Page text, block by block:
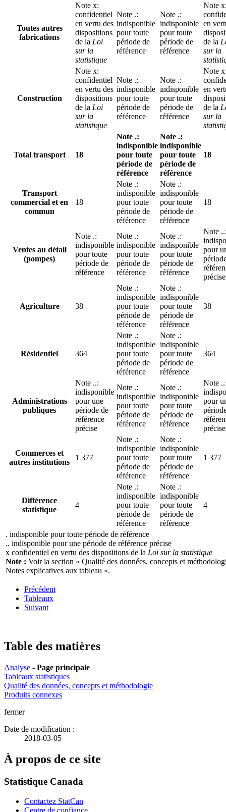
Toutes autres
fabrications
Note x:
confidentiel
en vertu des
dispositions
de la Loi
sur la
statistique
Note .:
indisponible
pour toute
période de
référence
Note .:
indisponible
pour toute
période de
référence
Note x
en
de la
sur la
Construction
Note x:
confidentiel
en vertu des
dispositions
de la Loi
sur la
statistique
Note .:
indisponible
pour toute
période de
référence
Note .:
indisponible
pour toute
période de
référence
Note x
en
de la
sur la
Total transport 18
Note .:
indisponible
pour toute
période de
référence
Note .:
indisponible
pour toute
période de
référence
18
Transport
commercial et en
commun
18
Note .:
indisponible
pour toute
période de
référence
Note .:
indisponible
pour toute
période de
référence
18
Ventes au détail
(pompes)
Note .:
indisponible
pour toute
période de
référence
Note .:
indisponible
pour toute
période de
référence
Note .:
indisponible
pour toute
période de
référence
Note ..
pour
précise
Agriculture 38
Note .:
indisponible
pour toute
période de
référence
Note .:
indisponible
pour toute
période de
référence
38
Résidentiel 364
Note .:
indisponible
pour toute
période de
référence
Note .:
indisponible
pour toute
période de
référence
364
Administrations
publiques
Note ..:
indisponible
pour une
période de
référence
précise
Note .:
indisponible
pour toute
période de
référence
Note .:
indisponible
pour toute
période de
référence
Note ..
pour
précise
Commerces et
autres institutions
1 377
Note .:
indisponible
pour toute
période de
référence
Note .:
indisponible
pour toute
période de
référence
1 377
Différence
statistique
4
Note .:
indisponible
pour toute
période de
référence
Note .:
indisponible
pour toute
période de
référence
4
. indisponible pour toute période de référence
.. indisponible pour une période de référence précise
x confidentiel en vertu des dispositions de la Loi sur la statistique
Note : Voir la section « Qualité des données, concepts et
Notes explicatives aux tableau ».
Précédent
Tableaux
Suivant
Table des matières
Analyse - Page principale
Tableaux statistiques
Qualité des données, concepts et méthodologie
Produits connexes
fermer
Date de modification :
2018-03-05
À propos de ce site
Statistique Canada
Contactez StatCan
Centre de confiance